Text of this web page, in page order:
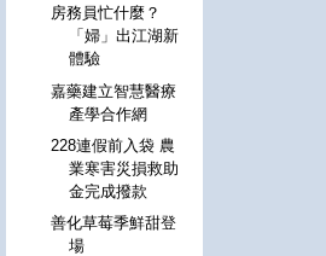
房務員忙什麼？
「婦」出江湖新
體驗
嘉藥建立智慧醫療
產學合作網
228連假前入袋 農
業寒害災損救助
金完成撥款
善化草莓季鮮甜登
場